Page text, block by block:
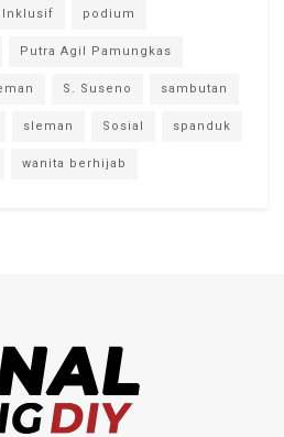
Inklusif podium
Putra Agil Pamungkas
S. Suseno sambutan
sleman Sosial spanduk
wanita berhijab